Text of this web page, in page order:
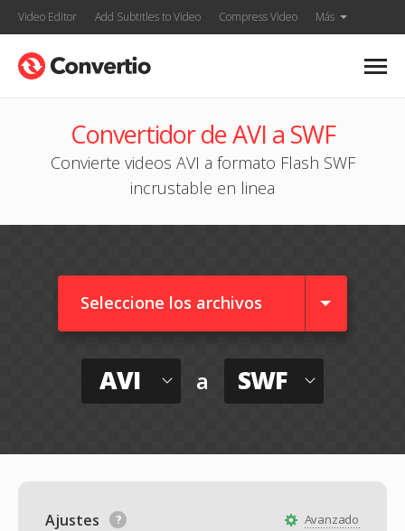
Video Editor Add Subtitles to Video Compress Video Más
Convertidor de AVI a SWF
Convierte videos AVI a formato Flash SWF
incrustable en linea
Seleccione los archivos
AVI a SWF
Avanzado
Ajustes